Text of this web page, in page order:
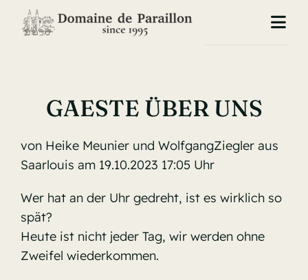
Unsere Zimmer
Unsere Küche
Unsere Preise
Über uns
GAESTE ÜBER UNS
von Heike Meunier und WolfgangZiegler aus
Saarlouis am 19.10.2023 17:05 Uhr
Wer hat an der Uhr gedreht, ist es wirklich so
spät?
Heute ist nicht jeder Tag, wir werden ohne
Zweifel wiederkommen.